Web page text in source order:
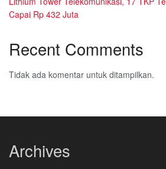
Capai Rp 432 Juta
Recent Comments
Tidak ada komentar untuk ditampilkan.
Archives